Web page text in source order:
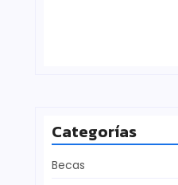
Categorías
Becas